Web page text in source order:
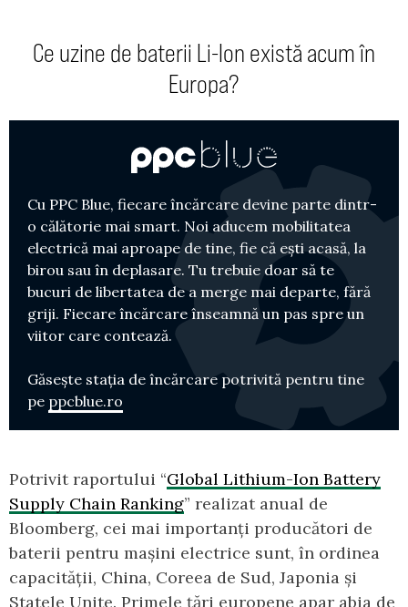
Ce uzine de baterii Li-Ion există acum în
Europa?
Cu PPC Blue, fiecare încărcare devine parte dintr-
o călătorie mai smart. Noi aducem mobilitatea
electrică mai aproape de tine, fie că ești acasă, la
birou sau în deplasare. Tu trebuie doar să te
bucuri de libertatea de a merge mai departe, fără
griji. Fiecare încărcare înseamnă un pas spre un
viitor care contează.
Găsește stația de încărcare potrivită pentru tine
pe ppcblue.ro
Potrivit raportului “Global Lithium-Ion Battery
Supply Chain Ranking” realizat anual de
Bloomberg, cei mai importanți producători de
baterii pentru mașini electrice sunt, în ordinea
capacității, China, Coreea de Sud, Japonia și
Statele Unite. Primele țări europene apar abia de